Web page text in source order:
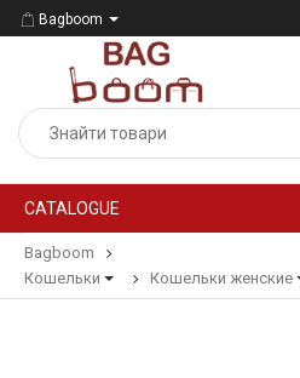
Bagboom
CATALOGUE
Bagboom
Кошельки
Кошельки женские